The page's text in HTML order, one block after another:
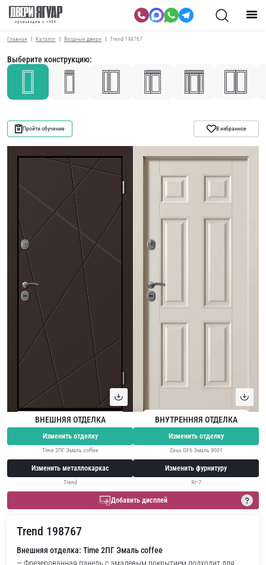
Главная Каталог Входные двери Trend 198767
Выберите конструкцию:
Пройти обучение В избранное
ВНЕШНЯЯ ОТДЕЛКА
Изменить отделку
Time 2ПГ Эмаль coffee
Изменить металлокаркас
Trend
ВНУТРЕННЯЯ ОТДЕЛКА
Изменить отделку
Zeus GF6 Эмаль 9001
Изменить фурнитуру
Яг-7
Добавить дисплей
Trend 198767
Внешняя отделка: Time 2ПГ Эмаль coffee